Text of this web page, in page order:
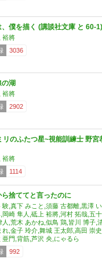
、僕を描く (講談社文庫 と 60-1)
裕將
3036
の湖
裕將
2902
リのふたつ星~視能訓練士 野宮
裕將
1114
ら捨ててと言ったのに
験,真下 みこと,須藤 古都離,黒澤 い
岡崎 隼人,砥上 裕將,河村 拓哉,五十
人,荒木 あかね,似鳥 鶏,皆川 博子,
れ,金子 玲介,舞城 王太郎,高田 崇史,
亜門,背筋,芦沢 央,にゃるら
992